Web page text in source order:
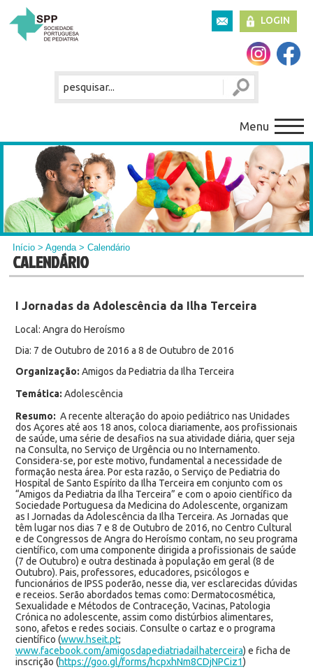
LOGIN
Menu
Início >Agenda> Calendário
CALENDÁRIO
I Jornadas da Adolescência da Ilha Terceira
Local: Angra do Heroísmo
Dia: 7 de Outubro de 2016 a 8 de Outubro de 2016
Organização: Amigos da Pediatria da Ilha Terceira
Temática: Adolescência
Resumo: A recente alteração do apoio pediátrico nas Unidades
dos Açores até aos 18 anos, coloca diariamente, aos profissionais
de saúde, uma série de desafios na sua atividade diária, quer seja
na Consulta, no Serviço de Urgência ou no Internamento.
Considera-se, por este motivo, fundamental a necessidade de
formação nesta área. Por esta razão, o Serviço de Pediatria do
Hospital de Santo Espírito da Ilha Terceira em conjunto com os
“Amigos da Pediatria da Ilha Terceira” e com o apoio científico da
Sociedade Portuguesa da Medicina do Adolescente, organizam
as I Jornadas da Adolescência da Ilha Terceira. As Jornadas que
têm lugar nos dias 7 e 8 de Outubro de 2016, no Centro Cultural
e de Congressos de Angra do Heroísmo contam, no seu programa
científico, com uma componente dirigida a profissionais de saúde
(7 de Outubro) e outra destinada à população em geral (8 de
Outubro). Pais, professores, educadores, psicólogos e
funcionários de IPSS poderão, nesse dia, ver esclarecidas dúvidas
e receios. Serão abordados temas como: Dermatocosmética,
Sexualidade e Métodos de Contraceção, Vacinas, Patologia
Crónica no adolescente, assim como distúrbios alimentares,
sono, afetos e redes sociais. Consulte o cartaz e o programa
científico (www.hseit.pt;
www.facebook.com/amigosdapediatriadailhaterceira) e ficha de
inscrição (https://goo.gl/forms/hcpxhNm8CDjNPCiz1)